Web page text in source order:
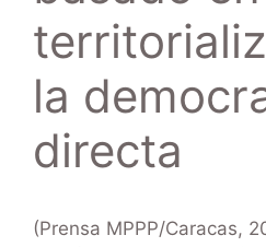
la
directa
(Prensa MPPP/Caracas,